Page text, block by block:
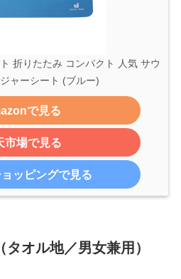
折りたたみ コンパクト 人気 サウ
ャーシート (ブルー)
で見る
市場で見る
ッピングで見る
オル地／男女兼用）